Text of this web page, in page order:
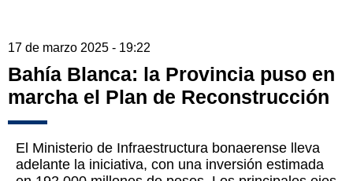
17 de marzo 2025 - 19:22
Bahía Blanca: la Provincia puso en
marcha el Plan de Reconstrucción
El Ministerio de Infraestructura bonaerense lleva
adelante la iniciativa, con una inversión estimada